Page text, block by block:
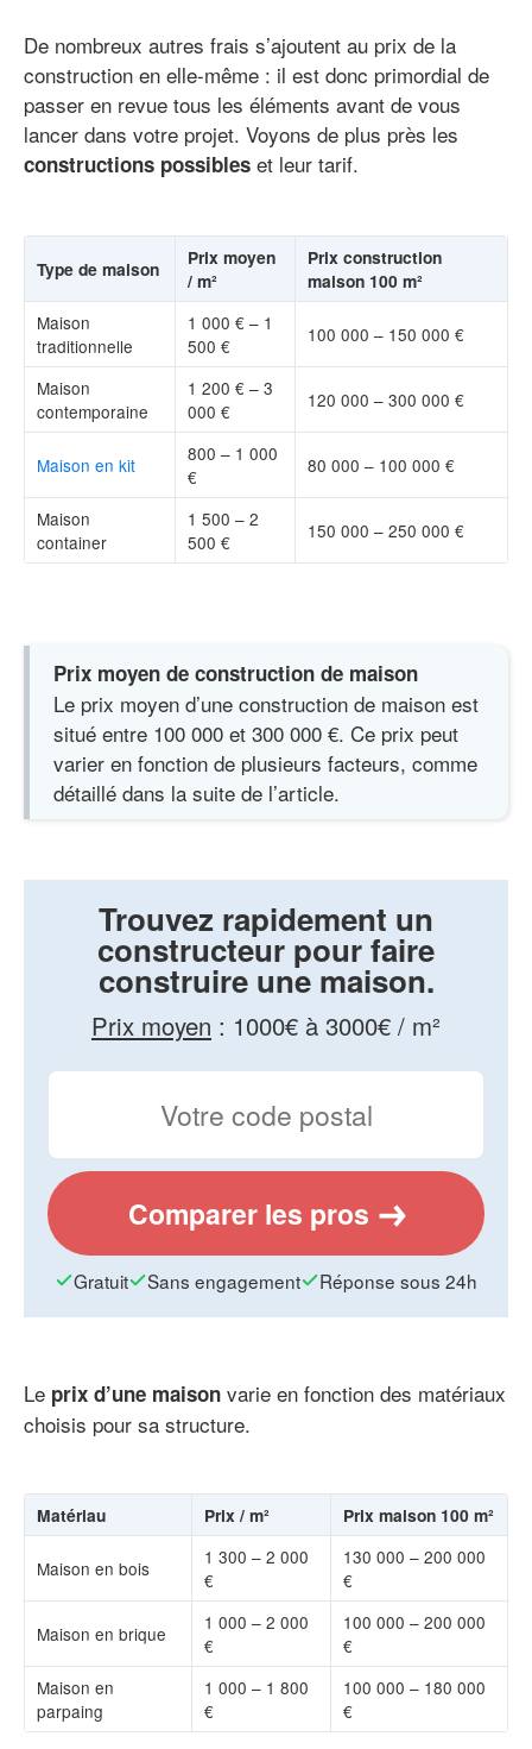
De nombreux autres frais s’ajoutent au prix de la
construction en elle-même : il est donc primordial de
passer en revue tous les éléments avant de vous
lancer dans votre projet. Voyons de plus près les
constructions possibles et leur tarif.
Type de maison
Prix moyen
/ m²
Prix construction
maison 100 m²
Maison
traditionnelle
1 000 € – 1
500 €
100 000 – 150 000 €
Maison
contemporaine
1 200 € – 3
000 €
120 000 – 300 000 €
Maison en kit
800 – 1 000
€
80 000 – 100 000 €
Maison
container
1 500 – 2
500 €
150 000 – 250 000 €
Prix moyen de construction de maison
Le prix moyen d’une construction de maison est
situé entre 100 000 et 300 000 €. Ce prix peut
varier en fonction de plusieurs facteurs, comme
détaillé dans la suite de l’article.
Trouvez rapidement un
constructeur pour faire
construire une maison.
Prix moyen : 1000€ à 3000€ / m²
Comparer les pros
Gratuit Sans engagement Réponse sous 24h
Le prix d’une maison varie en fonction des matériaux
choisis pour sa structure.
Matériau Prix / m² Prix maison 100 m²
Maison en bois
1 300 – 2 000
€
130 000 – 200 000
€
Maison en brique
1 000 – 2 000
€
100 000 – 200 000
€
Maison en
parpaing
1 000 – 1 800
€
100 000 – 180 000
€